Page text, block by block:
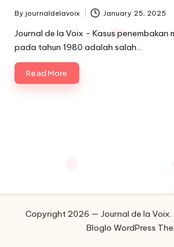
Posted
by
By journaldelavoix January 25, 2025
Journal de la Voix - Kasus penembakan
pada tahun 1980 adalah salah…
Read More
Copyright 2026 — Journal de la Voix.
Bloglo WordPress